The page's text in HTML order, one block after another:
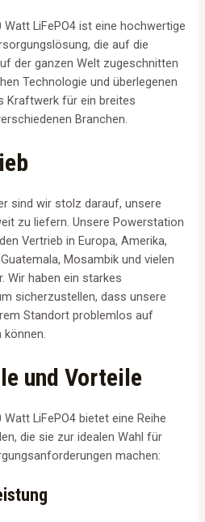
LiFePO4 ist eine hochwertige
die auf die
der ganzen Welt zugeschnitten
Technologie und überlegenen
Kraftwerk für ein breites
Branchen.
sind wir stolz darauf, unsere
zu liefern. Unsere Powerstation
Vertrieb in Europa, Amerika,
Mosambik und vielen
Wir haben ein starkes
sicherzustellen, dass unsere
Standort problemlos auf
können.
und Vorteile
LiFePO4 bietet eine Reihe
die sie zur idealen Wahl für
machen: